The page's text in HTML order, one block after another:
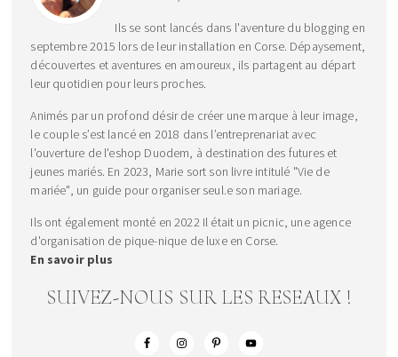
Ils se sont lancés dans l'aventure du blogging en
septembre 2015 lors de leur installation en Corse. Dépaysement,
découvertes et aventures en amoureux, ils partagent au départ
leur quotidien pour leurs proches.
Animés par un profond désir de créer une marque à leur image,
le couple s’est lancé en 2018 dans l’entreprenariat avec
l'ouverture de l'eshop Duodem, à destination des futures et
jeunes mariés. En 2023, Marie sort son livre intitulé "Vie de
mariée", un guide pour organiser seul.e son mariage.
Ils ont également monté en 2022 Il était un picnic, une agence
d'organisation de pique-nique de luxe en Corse.
En savoir plus
SUIVEZ-NOUS SUR LES RESEAUX !